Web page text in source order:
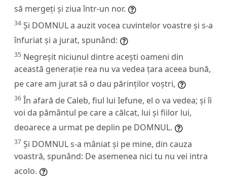
să mergeți și ziua într-un nor.
34 Și DOMNUL a auzit vocea cuvintelor voastre și s-a
înfuriat și a jurat, spunând:
35 Negreșit niciunul dintre acești oameni din
această generație rea nu va vedea țara aceea bună,
pe care am jurat să o dau părinților voștri,
36 În afară de Caleb, fiul lui Iefune, el o va vedea; și îi
voi da pământul pe care a călcat, lui și fiilor lui,
deoarece a urmat pe deplin pe DOMNUL.
37 Și DOMNUL s-a mâniat și pe mine, din cauza
voastră, spunând: De asemenea nici tu nu vei intra
acolo.